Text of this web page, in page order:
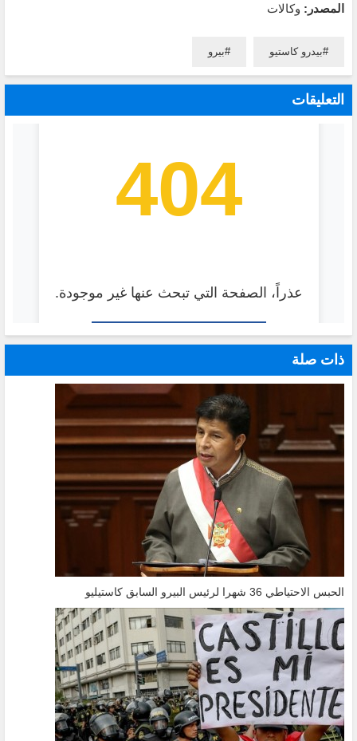
المصدر: وكالات
بيدرو كاستيو بيرو
التعليقات
ذات صلة
الحبس الاحتياطي 36 شهرا لرئيس البيرو السابق كاستيليو